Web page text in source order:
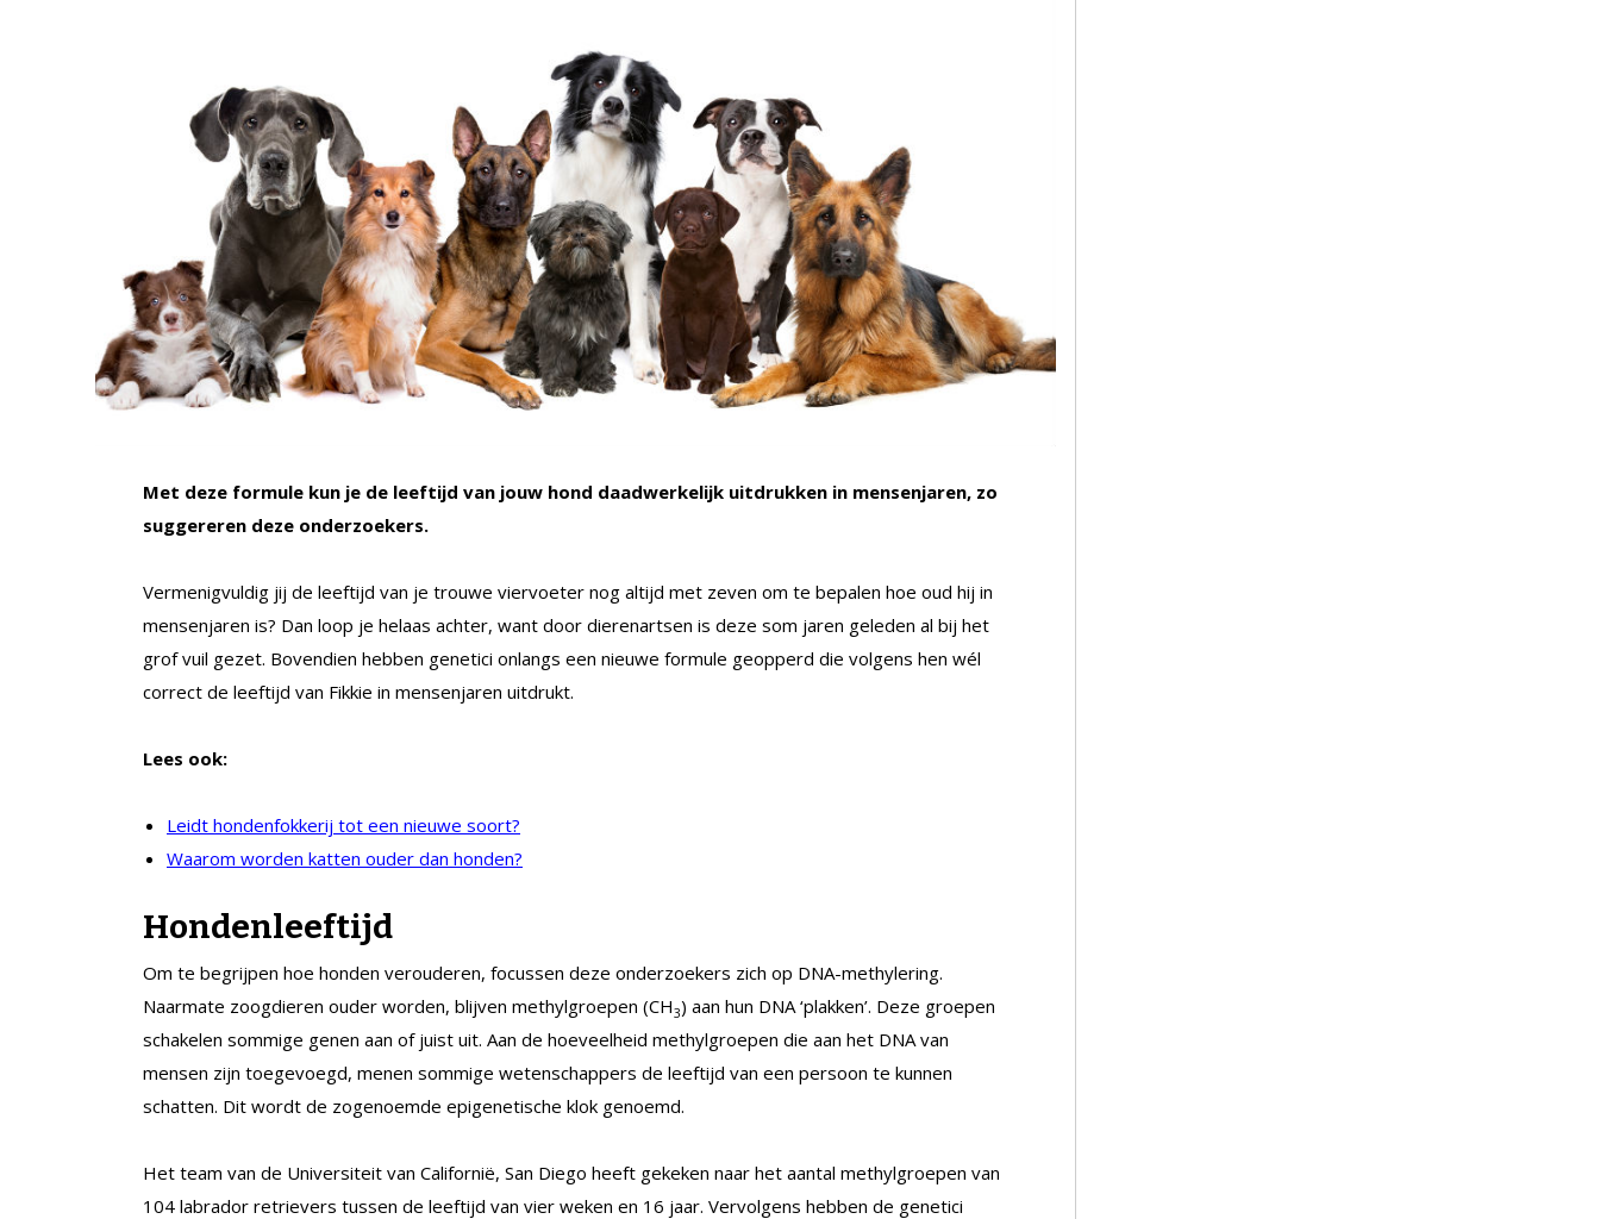
Met deze formule kun je de leeftijd van jouw hond daadwerkelijk uitdrukken in mensenjaren, zo
suggereren deze onderzoekers.
Vermenigvuldig jij de leeftijd van je trouwe viervoeter nog altijd met zeven om te bepalen hoe oud hij in
mensenjaren is? Dan loop je helaas achter, want door dierenartsen is deze som jaren geleden al bij het
grof vuil gezet. Bovendien hebben genetici onlangs een nieuwe formule geopperd die volgens hen wél
correct de leeftijd van Fikkie in mensenjaren uitdrukt.
Lees ook:
Leidt hondenfokkerij tot een nieuwe soort?
Waarom worden katten ouder dan honden?
Hondenleeftijd
Om te begrijpen hoe honden verouderen, focussen deze onderzoekers zich op DNA-methylering.
Naarmate zoogdieren ouder worden, blijven methylgroepen (CH3) aan hun DNA ‘plakken’. Deze groepen
schakelen sommige genen aan of juist uit. Aan de hoeveelheid methylgroepen die aan het DNA van
mensen zijn toegevoegd, menen sommige wetenschappers de leeftijd van een persoon te kunnen
schatten. Dit wordt de zogenoemde epigenetische klok genoemd.
Het team van de Universiteit van Californië, San Diego heeft gekeken naar het aantal methylgroepen van
104 labrador retrievers tussen de leeftijd van vier weken en 16 jaar. Vervolgens hebben de genetici